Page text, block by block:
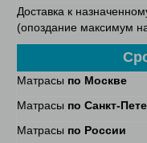
Доставка к
(опоздание максимум
Матрасы по Москве
Матрасы по Санкт-
Матрасы по России